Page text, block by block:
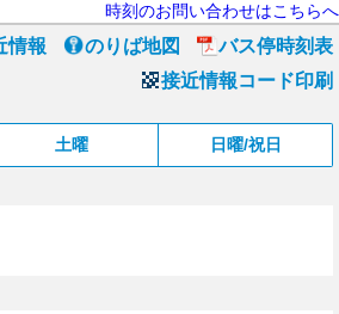
時刻のお問い合わせはこちらへ
情報 のりば地図
バス停時刻表
接近情報コード印刷
土曜 日曜/祝日